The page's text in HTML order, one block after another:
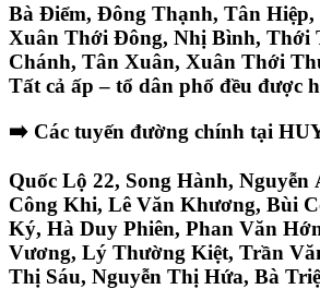
Bà Điểm, Đông Thạnh, Tân
Xuân Thới Đông, Nhị Bình, Thới
Chánh, Tân Xuân, Xuân Thới
Tất cả ấp – tổ dân phố đều được
➡️ Các tuyến đường chính tại
Quốc Lộ 22, Song Hành,
Công Khi, Lê Văn Khương, Bùi
Ký, Hà Duy Phiên, Phan Văn
Vương, Lý Thường Kiệt, Trần
Thị Sáu, Nguyễn Thị Hứa, Bà